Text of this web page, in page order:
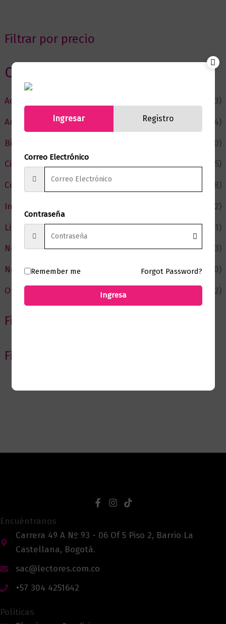
Filtrar por precio
Categorias
Actualidad
(53)
Autor del Mes
(4)
Bienestar
(230)
Ciencia y Conocimiento
(75)
Cómic y Fantasía
(88)
Infantil y Juvenil
(212)
Literatura
(371)
Negocios
(43)
Novedades
(110)
Ofertas
(12)
Filtrar por Autor
Filtrar por editorial
Encuéntranos
Carrera 49 A Nº 93 - 06 Of 5 Piso 2, Barrio La
Castellana, Bogotá.
sac@lectores.com.co
+57 304 4251642
Políticas
Ingresar Registro
Correo Electrónico
Contraseña
Remember me Forgot Password?
Ingresa